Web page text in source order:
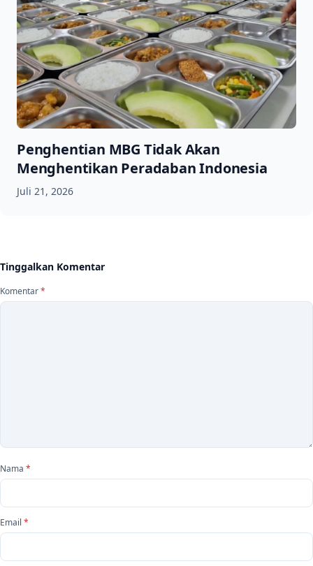
Penghentian MBG Tidak Akan
Menghentikan Peradaban Indonesia
Juli 21, 2026
Tinggalkan Komentar
Komentar*
Nama *
Email *